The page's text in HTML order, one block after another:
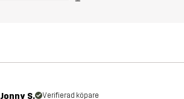
Jonny S. Verifierad köpare